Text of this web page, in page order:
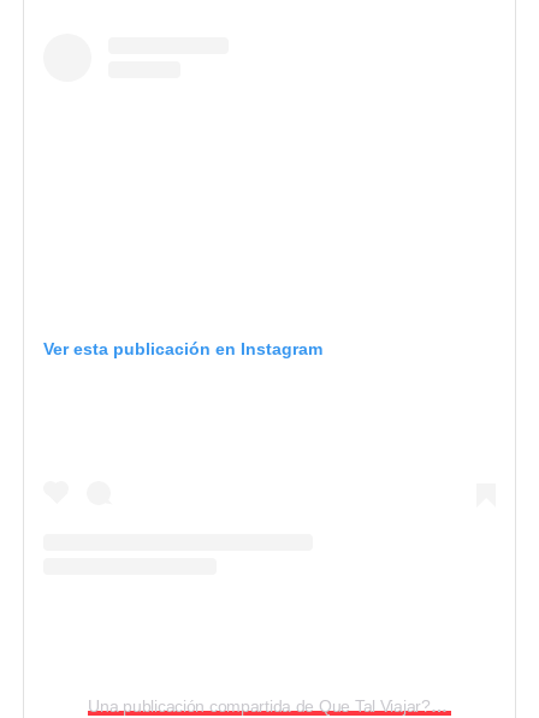
Ver esta publicación en Instagram
Una publicación compartida de Que Tal Viajar?